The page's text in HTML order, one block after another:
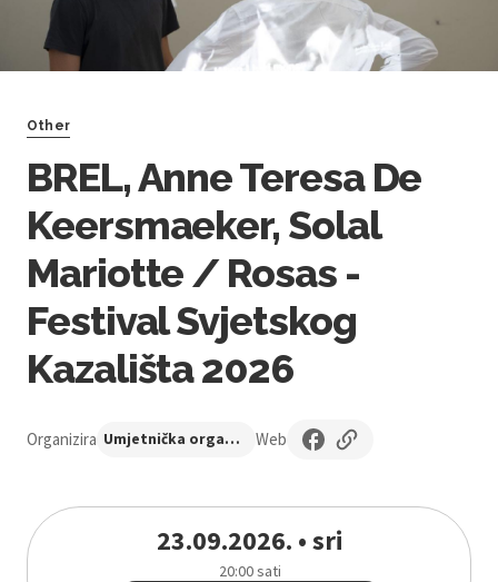
Other
BREL, Anne Teresa De
Keersmaeker, Solal
Mariotte / Rosas -
Festival Svjetskog
Kazališta 2026
Organizira Umjetnička organizacija Novo kazalište Web
23.09.2026. • sri
20:00 sati